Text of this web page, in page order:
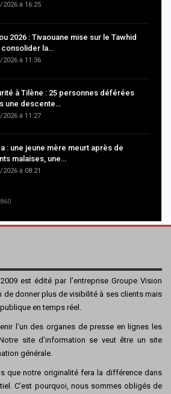
2026 à 16:25
2026 : Tivaouane mise sur le Tawhid
consolider la…
2026 à 11:36
à Tilène : 25 personnes déférées
une descente…
2026 à 11:27
: une jeune mère meurt après de
malaises, une…
à 08:21
est édité par l’entreprise Groupe Vision
de donner plus de visibilité à ses clients mais
en temps réel.
l’un des organes de presse en lignes les
site d’information se veut être un site
générale.
que notre originalité fera la différence dans
C’est pourquoi, nous sommes obligés de